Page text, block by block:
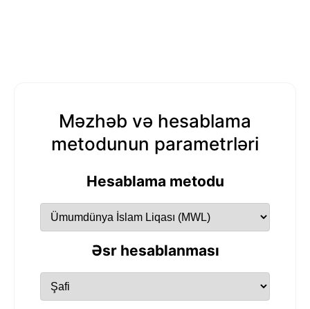
Məzhəb və hesablama
metodunun parametrləri
Hesablama metodu
Əsr hesablanması